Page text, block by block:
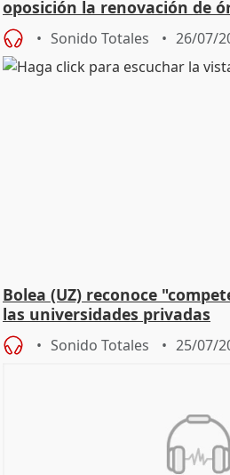
oposición la renovación de
Defensor
Sonido Totales 26/07/
Bolea (UZ) reconoce
las universidades privadas
Sonido Totales 25/07/